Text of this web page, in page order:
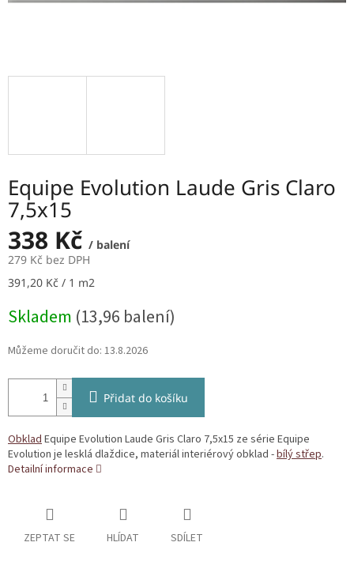
Equipe Evolution Laude Gris Claro
7,5x15
338 Kč / balení
279 Kč bez DPH
Měrná
391,20 Kč / 1 m2
Skladem (13,96 balení)
Můžeme doručit do: 13.8.2026
Přidat do košíku
ObkladEquipe Evolution Laude Gris Claro 7,5x15 ze série Equipe
Evolution je lesklá dlaždice, materiál interiérový obklad -bílý střep.
Detailní informace
ZEPTAT SE HLÍDAT SDÍLET